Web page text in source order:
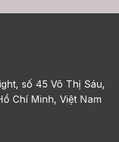
số 45 Võ Thị Sáu,
Chí Minh, Việt Nam